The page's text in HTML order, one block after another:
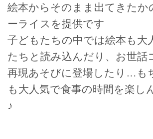
絵本からそのまま出てきたか
ーライスを提供です
子どもたちの中では絵本も大
たちと読み込んだり、お世話
再現あそびに登場したり…も
も大人気で食事の時間を楽し
♪